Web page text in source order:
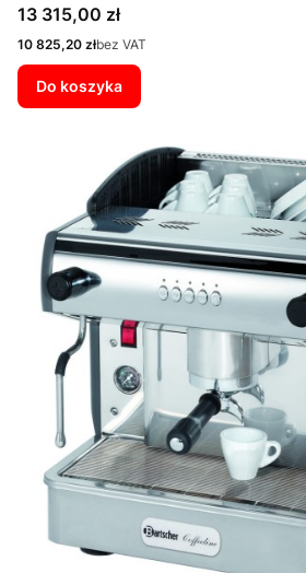
Cena
13 315,00 zł
Cena
10 825,20 złbez VAT
Do koszyka